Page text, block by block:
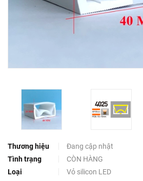
Thương hiệu
Đang cập nhật
Tình trạng
CÒN HÀNG
Loại
Vỏ silicon LED